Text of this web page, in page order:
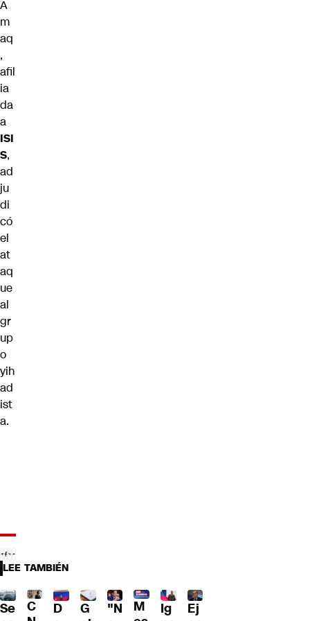
A
m
aq
,
afil
ia
da
a
ISI
S,
ad
ju
di
có
el
at
aq
ue
al
gr
up
o
yih
ad
ist
a.
LEE TAMBIÉN
Se
C
D
G
"N
M
Ig
Ej